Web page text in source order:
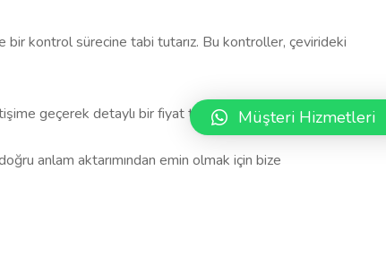
kontrol sürecine tabi tutarız. Bu kontroller, çevirideki
geçerek detaylı bir fiyat teklifi alabilirsiniz.
anlam aktarımından emin olmak için bize
Müşteri Hizmetleri